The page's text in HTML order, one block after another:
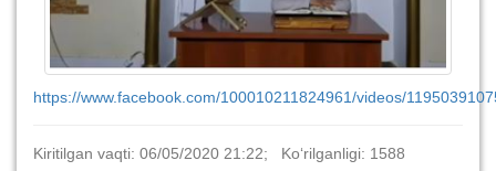
https://www.facebook.com/100010211824961/videos/
Kiritilgan vaqti: 06/05/2020 21:22; Ko‘rilganligi: 1588